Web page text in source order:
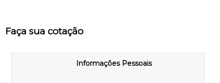
Faça sua cotação
Informações Pessoais